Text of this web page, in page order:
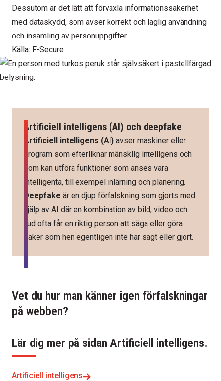
Dessutom är det lätt att förväxla informationssäkerhet
med dataskydd, som avser korrekt och laglig användning
och insamling av personuppgifter.
Källa: F-Secure
Artificiell intelligens (AI) och deepfake
Artificiell intelligens (AI) avser maskiner eller
program som efterliknar mänsklig intelligens och
som kan utföra funktioner som anses vara
intelligenta, till exempel inlärning och planering.
Deepfake är en djup förfalskning som gjorts med
hjälp av AI där en kombination av bild, video och
ljud ofta får en riktig person att säga eller göra
saker som hen egentligen inte har sagt eller gjort.
Vet du hur man känner igen förfalskningar
på webben?
Lär dig mer på sidan Artificiell intelligens.
Artificiell intelligens